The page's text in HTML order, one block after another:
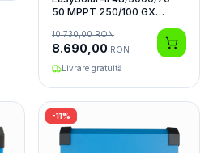
50 MPPT 250/100 GX
10.730,00RON
8.690,00 RON
Livrare gratuită
-11%